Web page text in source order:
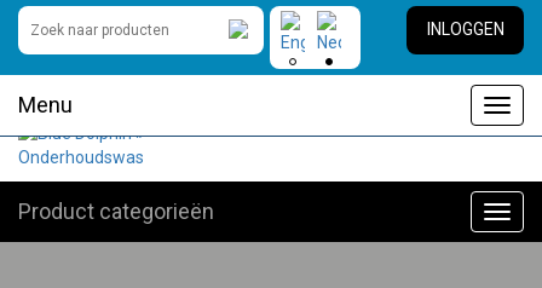
INLOGGEN
Menu
Product categorieën